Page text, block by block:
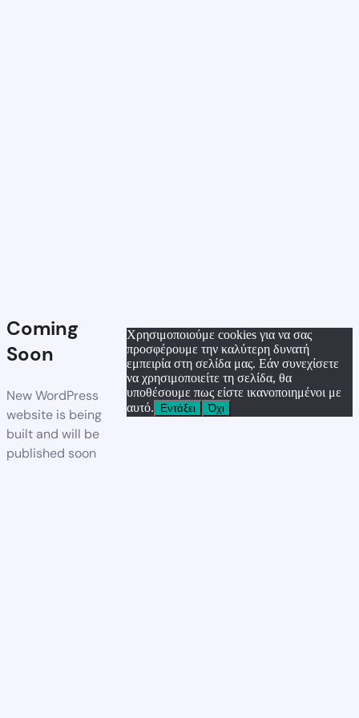
Coming
Soon
New WordPress
website is being
built and will be
published soon
Χρησιμοποιούμε cookies για να σας
προσφέρουμε την καλύτερη δυνατή
εμπειρία στη σελίδα μας. Εάν συνεχίσετε
να χρησιμοποιείτε τη σελίδα, θα
υποθέσουμε πως είστε ικανοποιημένοι με
αυτό.
Εντάξει Όχι